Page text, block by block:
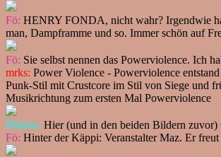
Fö: HENRY FONDA, nicht wahr? Irgendwie
man, Dampframme und so. Immer schön auf
Fö: Sie selbst nennen das Powerviolence. Ich
mrks: Power Violence - Powerviolence
Punk-Stil mit Crustcore im Stil von Siege und
Musikrichtung zum ersten Mal Powerviolence
Philriss: Hier (und in den beiden Bildern
Fö: Hinter der Käppi: Veranstalter Maz. Er freut